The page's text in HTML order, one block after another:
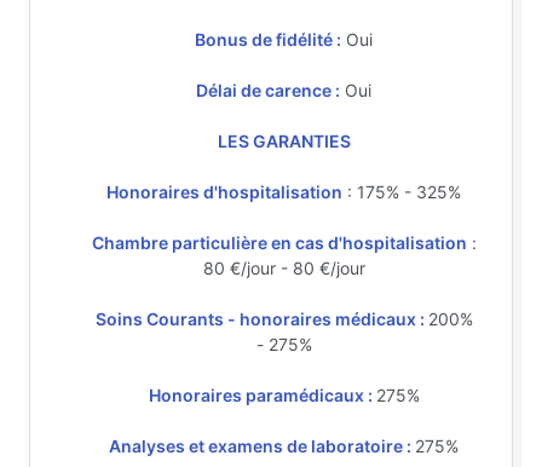
Bonus de fidélité : Oui
Délai de carence : Oui
LES GARANTIES
Honoraires d'hospitalisation : 175% - 325%
Chambre particulière en cas d'hospitalisation :
80 €/jour - 80 €/jour
Soins Courants - honoraires médicaux : 200%
- 275%
Honoraires paramédicaux : 275%
Analyses et examens de laboratoire : 275%